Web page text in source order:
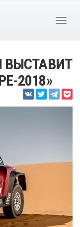
ВЫСТАВИТ
2018»